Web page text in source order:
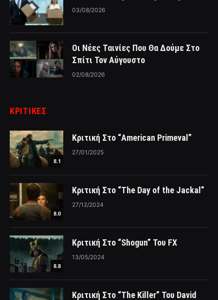
03/08/2026
Οι Νέες Ταινίες Που Θα Δούμε Στο
Σπίτι Τον Αύγουστο
02/08/2026
ΚΡΙΤΙΚΈΣ
8.1
Κριτική Στο “American Primeval”
27/01/2025
8.0
Κριτική Στο “The Day of the Jackal”
27/12/2024
8.8
Κριτική Στο “Shogun” Του FX
13/05/2024
Κριτική Στο “The Killer” Του David